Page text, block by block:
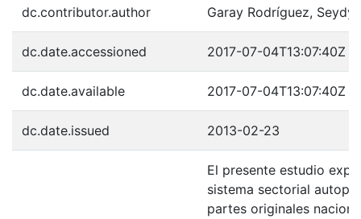
dc.contributor.author Garay Rodríguez,
dc.date.accessioned 2017-07-04T13:07:40Z
dc.date.available 2017-07-04T13:07:40Z
dc.date.issued 2013-02-23
El presente estudio
sistema sectorial
partes originales